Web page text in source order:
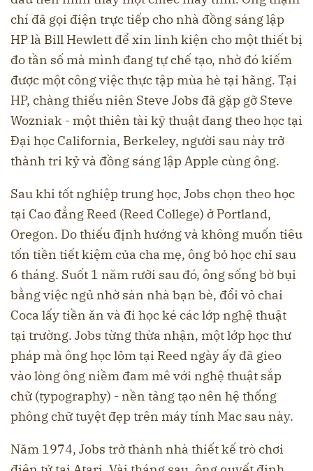
chí đã gọi điện trực tiếp cho nhà đồng sáng lập
HP là Bill Hewlett để xin linh kiện cho một thiết bị
đo tần số mà mình đang tự chế tạo, nhờ đó kiếm
được một công việc thực tập mùa hè tại hãng. Tại
HP, chàng thiếu niên Steve Jobs đã gặp gỡ Steve
Wozniak - một thiên tài kỹ thuật đang theo học tại
Đại học California, Berkeley, người sau này trở
thành tri kỷ và đồng sáng lập Apple cùng ông.
Sau khi tốt nghiệp trung học, Jobs chọn theo học
tại Cao đẳng Reed (Reed College) ở Portland,
Oregon. Do thiếu định hướng và không muốn tiêu
tốn tiền tiết kiệm của cha mẹ, ông bỏ học chỉ sau
6 tháng. Suốt 1 năm rưỡi sau đó, ông sống bờ bụi
bằng việc ngủ nhờ sàn nhà bạn bè, đổi vỏ chai
Coca lấy tiền ăn và đi học ké các lớp nghệ thuật
tại trường. Jobs từng thừa nhận, một lớp học thư
pháp mà ông học lỏm tại Reed ngày ấy đã gieo
vào lòng ông niềm đam mê với nghệ thuật sắp
chữ (typography) - nền tảng tạo nên hệ thống
phông chữ tuyệt đẹp trên máy tính Mac sau này.
Năm 1974, Jobs trở thành nhà thiết kế trò chơi